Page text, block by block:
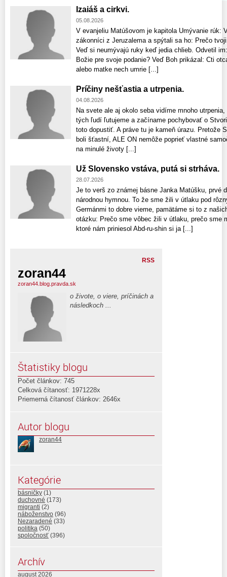
Izaiáš a cirkvi.
05.08.2026
V evanjeliu Matúšovom je kapitola Umývanie rúk:
zákonníci z Jeruzalema a spýtali sa ho: Prečo
Veď si neumývajú ruky keď jedia chlieb. Odvetil
Božie pre svoje podanie? Veď Boh prikázal: Cti
alebo matke nech umrie [...]
Príčiny nešťastia a utrpenia.
04.08.2026
Na svete ale aj okolo seba vidíme mnoho
tých ľudí ľutujeme a začíname pochybovať o
toto dopustiť. A práve tu je kameň úrazu. Pretože
boli šťastní, ALE ON nemôže poprieť vlastné
na minulé životy [...]
Už Slovensko vstáva, putá si strháva.
28.07.2026
Je to verš zo známej básne Janka Matúšku, prvé
národnou hymnou. To že sme žili v útlaku pod
Germánmi to dobre vieme, pamätáme si to z
otázku: Prečo sme vôbec žili v útlaku, prečo sme
ktoré nám priniesol Abd-ru-shin si ja [...]
RSS
zoran44
zoran44.blog.pravda.sk
o živote, o viere, príčinách a
následkoch ...
Štatistiky blogu
Počet článkov: 745
Celková čítanosť: 1971228x
Priemerná čítanosť článkov: 2646x
Autor blogu
zoran44
Kategórie
básničky (1)
duchovné (173)
migranti (2)
náboženstvo (96)
Nezaradené (33)
politika (50)
spoločnosť (396)
Archív
august 2026